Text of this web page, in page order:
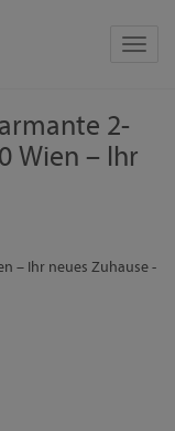
2-
Wien – Ihr